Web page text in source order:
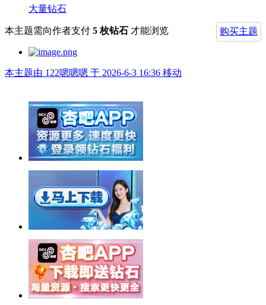
大量钻石
购买主题
本主题需向作者支付 5 枚钻石 才能浏览
本主题由 122嗯嗯嗯 于 2026-6-3 16:36 移动